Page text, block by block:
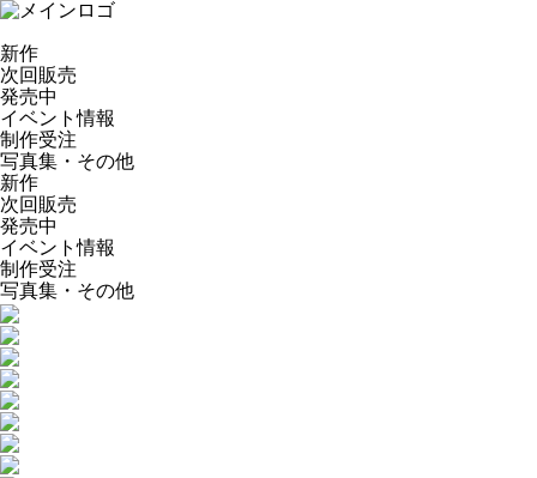
新作
次回販売
発売中
イベント情報
制作受注
写真集・その他
新作
次回販売
発売中
イベント情報
制作受注
写真集・その他